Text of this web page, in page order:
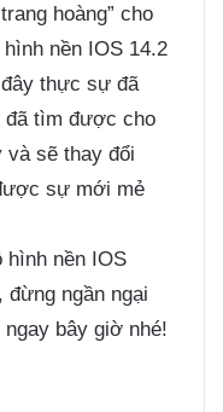
hoàng” cho
nền IOS 14.2
thực sự đã
đã tìm được cho
và sẽ thay đổi
sự mới mẻ
hình nền IOS
đừng ngần ngại
bây giờ nhé!